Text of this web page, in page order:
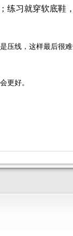
练习就穿软底鞋，
压线，这样最后很
更好。